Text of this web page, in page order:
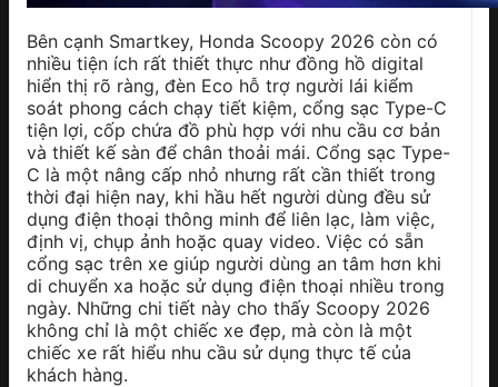
Bên cạnh Smartkey, Honda Scoopy 2026 còn có
nhiều tiện ích rất thiết thực như đồng hồ digital
hiển thị rõ ràng, đèn Eco hỗ trợ người lái kiểm
soát phong cách chạy tiết kiệm, cổng sạc Type-C
tiện lợi, cốp chứa đồ phù hợp với nhu cầu cơ bản
và thiết kế sàn để chân thoải mái. Cổng sạc Type-
C là một nâng cấp nhỏ nhưng rất cần thiết trong
thời đại hiện nay, khi hầu hết người dùng đều sử
dụng điện thoại thông minh để liên lạc, làm việc,
định vị, chụp ảnh hoặc quay video. Việc có sẵn
cổng sạc trên xe giúp người dùng an tâm hơn khi
di chuyển xa hoặc sử dụng điện thoại nhiều trong
ngày. Những chi tiết này cho thấy Scoopy 2026
không chỉ là một chiếc xe đẹp, mà còn là một
chiếc xe rất hiểu nhu cầu sử dụng thực tế của
khách hàng.